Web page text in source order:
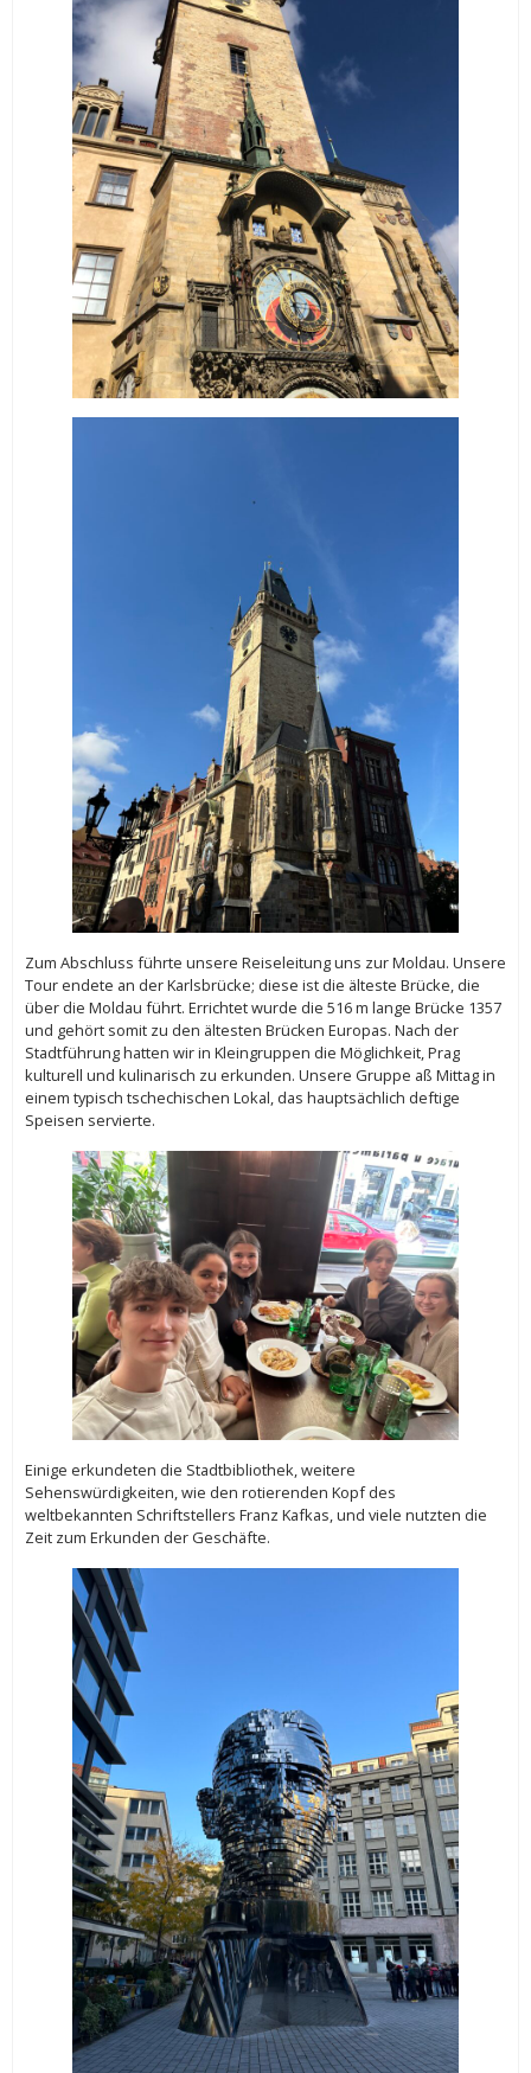
Zum Abschluss führte unsere Reiseleitung uns zur Moldau. Unsere
Tour endete an der Karlsbrücke; diese ist die älteste Brücke, die
über die Moldau führt. Errichtet wurde die 516 m lange Brücke 1357
und gehört somit zu den ältesten Brücken Europas. Nach der
Stadtführung hatten wir in Kleingruppen die Möglichkeit, Prag
kulturell und kulinarisch zu erkunden. Unsere Gruppe aß Mittag in
einem typisch tschechischen Lokal, das hauptsächlich deftige
Speisen servierte.
Einige erkundeten die Stadtbibliothek, weitere
Sehenswürdigkeiten, wie den rotierenden Kopf des
weltbekannten Schriftstellers Franz Kafkas, und viele nutzten die
Zeit zum Erkunden der Geschäfte.